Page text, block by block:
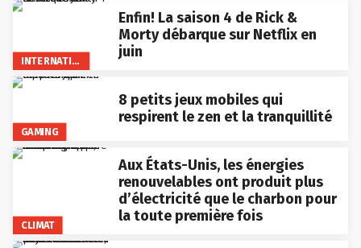
INTERNATIONAL
Enfin! La saison 4 de Rick &
Morty débarque sur Netflix en
juin
GAMING
8 petits jeux mobiles qui
respirent le zen et la tranquillité
CLIMAT
Aux États-Unis, les énergies
renouvelables ont produit plus
d’électricité que le charbon pour
la toute première fois